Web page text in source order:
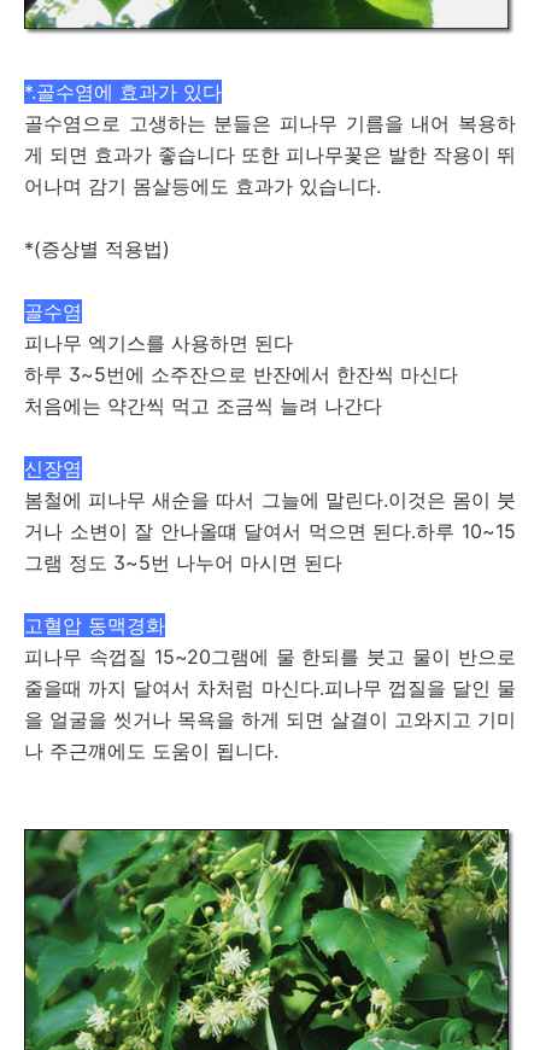
*.골수염에 효과가 있다
골수염으로 고생하는 분들은 피나무 기름을 내어 복용하
게 되면 효과가 좋습니다 또한 피나무꽃은 발한 작용이 뛰
어나며 감기 몸살등에도 효과가 있습니다.
*(증상별 적용법)
골수염
피나무 엑기스를 사용하면 된다
하루 3~5번에 소주잔으로 반잔에서 한잔씩 마신다
처음에는 약간씩 먹고 조금씩 늘려 나간다
신장염
봄철에 피나무 새순을 따서 그늘에 말린다.이것은 몸이 붓
거나 소변이 잘 안나올떄 달여서 먹으면 된다.하루 10~15
그램 정도 3~5번 나누어 마시면 된다
고혈압 동맥경화
피나무 속껍질 15~20그램에 물 한되를 붓고 물이 반으로
줄을때 까지 달여서 차처럼 마신다.피나무 껍질을 달인 물
을 얼굴을 씻거나 목욕을 하게 되면 살결이 고와지고 기미
나 주근꺠에도 도움이 됩니다.